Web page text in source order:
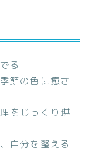
る
節の色に癒さ
をじっくり堪
自分を整える